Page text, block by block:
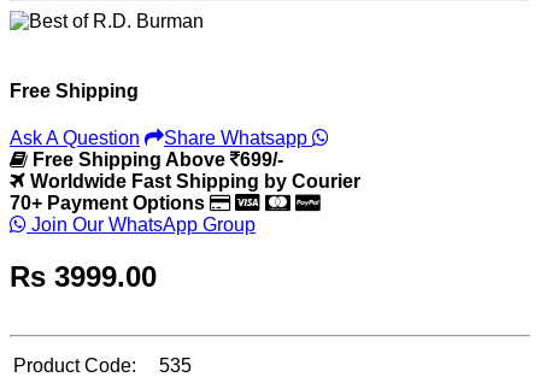
Free Shipping
Ask A Question
Share Whatsapp
Free Shipping Above
699/-
Worldwide Fast Shipping by Courier
70+ Payment Options
Join Our WhatsApp Group
Rs 3999.00
Product Code:
535